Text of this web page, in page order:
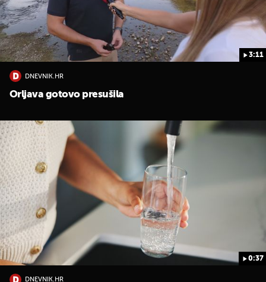
3:11
DNEVNIK.HR
Orljava gotovo presušila
0:37
DNEVNIK.HR